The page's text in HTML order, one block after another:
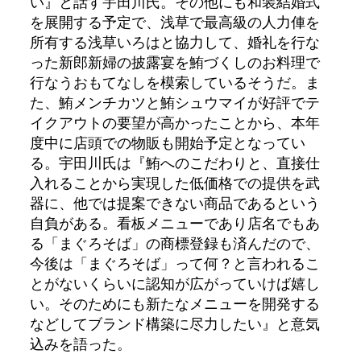
を展開する予定で、浅草で最高級の人力俥を
所有する浅草いろはと協力して、婚礼を行な
った新郎新婦の披露宴を鮪づくしのお料理で
行なうおもてなしを模索しているそうだ。ま
た、鮪メンチカツと鮪シュウマイが好評でテ
イクアウトの要望が高かったことから、本年
度中に店頭での物販も開始予定となってい
る。宇田川氏は『鮪へのこだわりと、直接仕
入れることから実現した低価格での提供を武
器に、他では提案できない商品であるという
自負がある。看板メニューであり店名でもあ
る「まぐろそば」の商標登録も済んだので、
今後は「まぐろそば」って何？と言われるこ
とがないくらいに認知が広がっていけば嬉し
い。そのためにも新たなメニューを開発する
などしてブランド構築に尽力したい』と意気
込みを語った。